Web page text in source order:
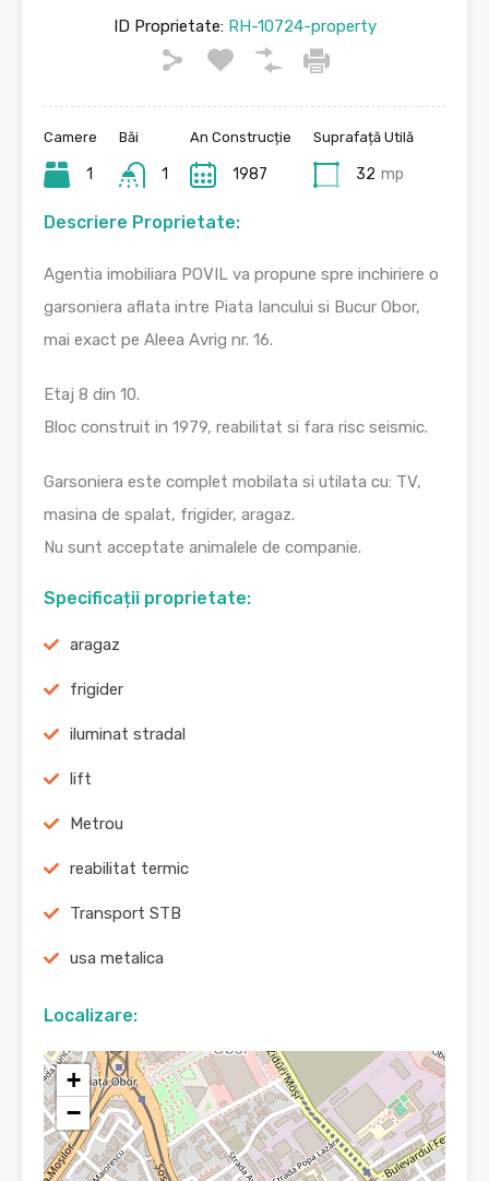
ID Proprietate:RH-10724-property
Camere
1
Băi
1
An Construcție
1987
Suprafață Utilă
32 mp
Descriere Proprietate:
Agentia imobiliara POVIL va propune spre inchiriere o
garsoniera aflata intre Piata Iancului si Bucur Obor,
mai exact pe Aleea Avrig nr. 16.
Etaj 8 din 10.
Bloc construit in 1979, reabilitat si fara risc seismic.
Garsoniera este complet mobilata si utilata cu: TV,
masina de spalat, frigider, aragaz.
Nu sunt acceptate animalele de companie.
Specificații proprietate:
aragaz
frigider
iluminat stradal
lift
Metrou
reabilitat termic
Transport STB
usa metalica
Localizare:
+
−